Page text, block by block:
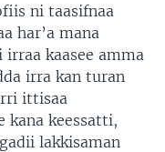
ni taasifnaa
har’a mana
kaasee amma
irra kan turan
ittisaa
kana keessatti,
lakkisaman